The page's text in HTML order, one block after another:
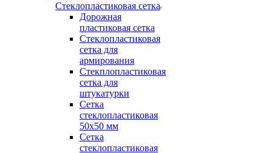
Стеклопластиковая сетка
Дорожная
пластиковая сетка
Стеклопластиковая
сетка для
армирования
Стекплопластиковая
сетка для
штукатурки
Сетка
стеклопластиковая
50x50 мм
Сетка
стеклопластиковая